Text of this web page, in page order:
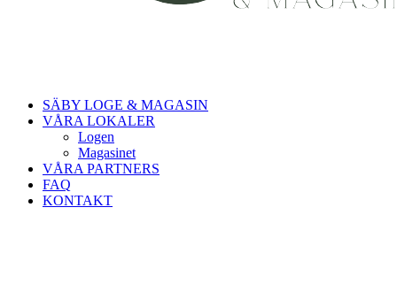
SÄBY LOGE & MAGASIN
VÅRA LOKALER
Logen
Magasinet
VÅRA PARTNERS
FAQ
KONTAKT